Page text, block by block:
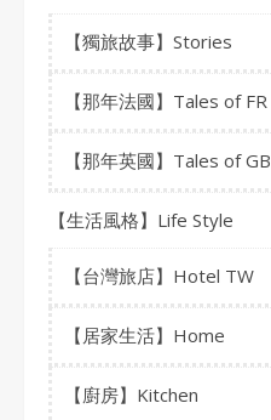
【獨旅故事】Stories
【那年法國】Tales of FR
【那年英國】Tales of GB
【生活風格】Life Style
【台灣旅店】Hotel TW
【居家生活】Home
【廚房】Kitchen